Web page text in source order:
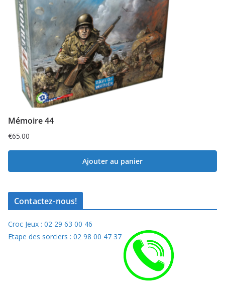
Mémoire 44
€65.00
Ajouter au panier
Contactez-nous!
Croc Jeux : 02 29 63 00 46
Etape des sorciers : 02 98 00 47 37